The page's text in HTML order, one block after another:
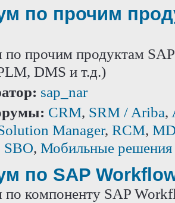
по прочим
прочим продуктам
DMS и т.д.)
sap_nar
CRM, SRM / Ariba,
Manager, RCM,
SBO, Мобильные решения
по SAP
компоненту SAP